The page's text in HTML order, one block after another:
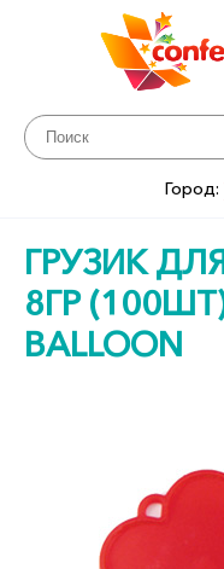
Город:
ГРУЗИК
8ГР (100ШТ)
BALLOON